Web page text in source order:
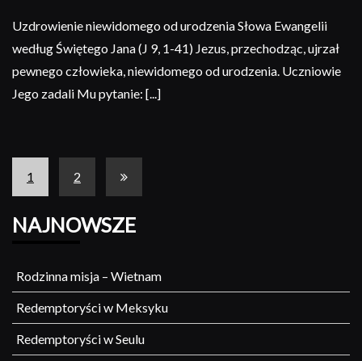
Uzdrowienie niewidomego od urodzenia Słowa Ewangelii
według Świętego Jana (J 9, 1-41) Jezus, przechodząc, ujrzał
pewnego człowieka, niewidomego od urodzenia. Uczniowie
Jego zadali Mu pytanie: [...]
1
2
NAJNOWSZE
Rodzinna misja – Wietnam
Redemptoryści w Meksyku
Redemptoryści w Seulu